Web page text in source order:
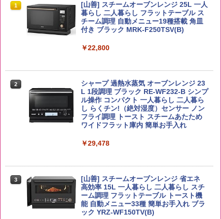
1 by Amazon 国産ブレンド米 精米 5kg
￥2,650
らめき 5kg 令和7年産
￥3,056
by Amazon あきたこまちブレンド 無洗
野沢農産 無洗米 青い流るる コシヒカリ
1
ブラックニッカ ニッカ Nikka ウィスキ
ー4000ml ブラックニッカクリア ウヰス
キー 【日本 アサヒ ウィスキー】 大容量
お得 4リットル
￥4,358
2
角瓶 2700ml サントリー ウイスキー ハ
イボール 大容量
￥6,063
￥4,274
1
チキンラーメン どんぶり 85g×12個 日清
食品 インスタント カップ麺
￥1,939
2
麺 小腹 インスタント アウトドアにも ロ
ーリングストック 大人買い おやつカン
パニー
￥1,288
￥3,248
1
[山善] スチームオーブンレンジ 25L 一人
暮らし 二人暮らし フラットテーブル ス
チーム調理 自動メニュー19種搭載 角皿
付き ブラック MRK-F250TSV(B)
￥22,800
2
シャープ 過熱水蒸気 オーブンレンジ 23
L 1段調理 ブラック RE-WF232-B シンプ
ル操作 コンパクト 一人暮らし 二人暮ら
し らくチン!（絶対湿度）センサー ノン
フライ調理 トースト スチームあたため
ワイドフラット庫内 簡単お手入れ
￥29,478
3
[山善] スチームオーブンレンジ 省エネ
高効率 15L 一人暮らし 二人暮らし スチ
ーム調理 フラットテーブル トースト機
能 自動メニュー33種 簡単お手入れ ブラ
ック YRZ-WF150TV(B)